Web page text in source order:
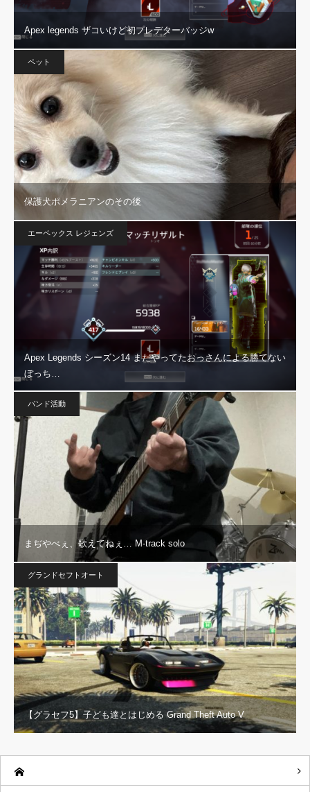
Apex legends ザコいけど初プレデターバッジw
ペット
保護犬ポメラニアンのその後
エーペックス レジェンズ
Apex Legends シーズン14 まだやってたおっさんによる勝てない
ぼっち…
バンド活動
まぢやべぇ、歌えてねぇ… M-track solo
グランドセフトオート
【グラセフ5】子ども達とはじめる Grand Theft Auto V